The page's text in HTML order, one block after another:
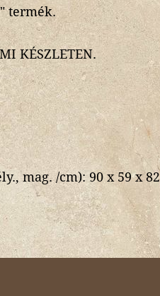
termék.
KÉSZLETEN.
mag. /cm): 90 x 59 x 82